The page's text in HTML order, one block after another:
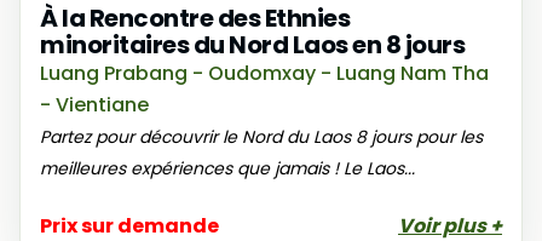
À la Rencontre des Ethnies
minoritaires du Nord Laos en 8 jours
Luang Prabang - Oudomxay - Luang Nam Tha
- Vientiane
Partez pour découvrir le Nord du Laos 8 jours pour les
meilleures expériences que jamais ! Le Laos...
Prix sur demande Voir plus +